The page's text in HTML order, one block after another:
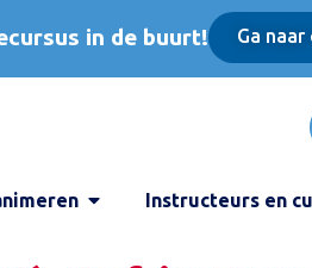
in de buurt! Ga
Instructeurs en